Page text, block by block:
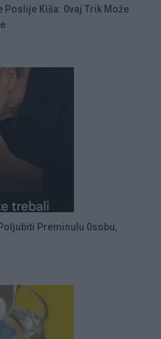
Poslije Kiša: 0vaj Trik Može
Preminulu 0sobu,